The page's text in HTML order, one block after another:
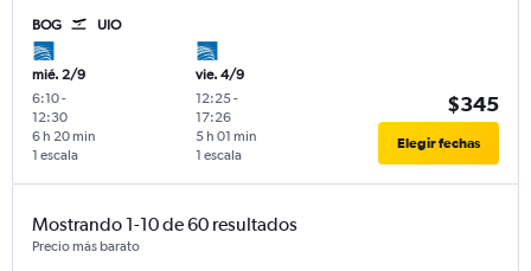
BOG UIO
mié. 2/9
6:10-
12:30
1 escala
6 h 20 min
vie. 4/9
12:25-
17:26
1 escala
5 h 01 min
$345
Elegir fechas
Mostrando 1-10 de 60 resultados
Precio más barato